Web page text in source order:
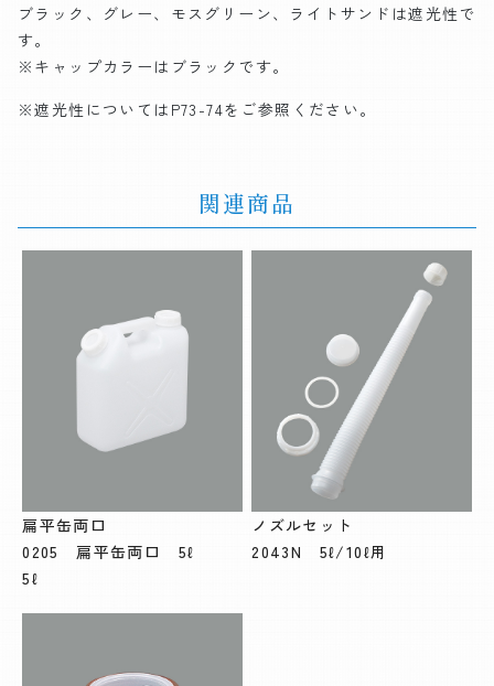
ブラック、グレー、モスグリーン、ライトサンドは遮光性で
す。
※キャップカラーはブラックです。
※遮光性についてはP73-74をご参照ください。
関連商品
扁平缶両口
0205 扁平缶両口 5ℓ
5ℓ
ノズルセット
2043N 5ℓ/10ℓ用